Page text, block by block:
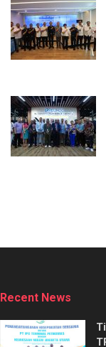
Recent News